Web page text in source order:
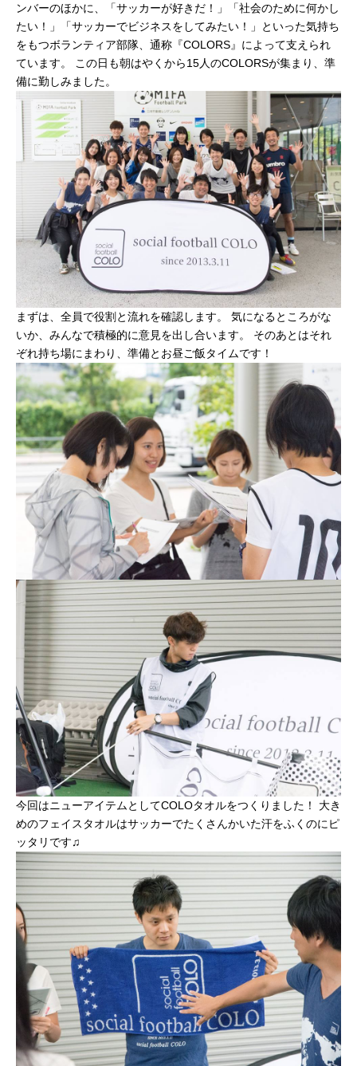
ンバーのほかに、「サッカーが好きだ！」「社会のために何かし
たい！」「サッカーでビジネスをしてみたい！」といった気持ち
をもつボランティア部隊、通称『COLORS』によって支えられ
ています。 この日も朝はやくから15人のCOLORSが集まり、準
備に勤しみました。
まずは、全員で役割と流れを確認します。 気になるところがな
いか、みんなで積極的に意見を出し合います。 そのあとはそれ
ぞれ持ち場にまわり、準備とお昼ご飯タイムです！
今回はニューアイテムとしてCOLOタオルをつくりました！ 大き
めのフェイスタオルはサッカーでたくさんかいた汗をふくのにピ
ッタリです♫